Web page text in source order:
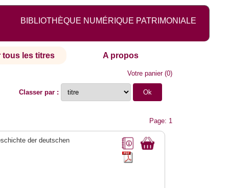
BIBLIOTHÈQUE NUMÉRIQUE PATRIMONIALE
tous les titres A propos
Votre panier(0)
Classer par :
Page: 1
der deutschen